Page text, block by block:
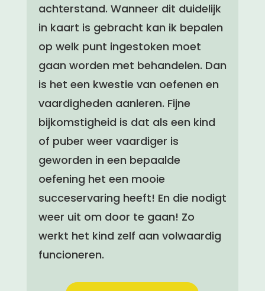
achterstand. Wanneer dit duidelijk
in kaart is gebracht kan ik bepalen
op welk punt ingestoken moet
gaan worden met behandelen. Dan
is het een kwestie van oefenen en
vaardigheden aanleren. Fijne
bijkomstigheid is dat als een kind
of puber weer vaardiger is
geworden in een bepaalde
oefening het een mooie
succeservaring heeft! En die nodigt
weer uit om door te gaan! Zo
werkt het kind zelf aan volwaardig
funcioneren.